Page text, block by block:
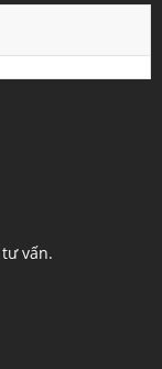
vấn.